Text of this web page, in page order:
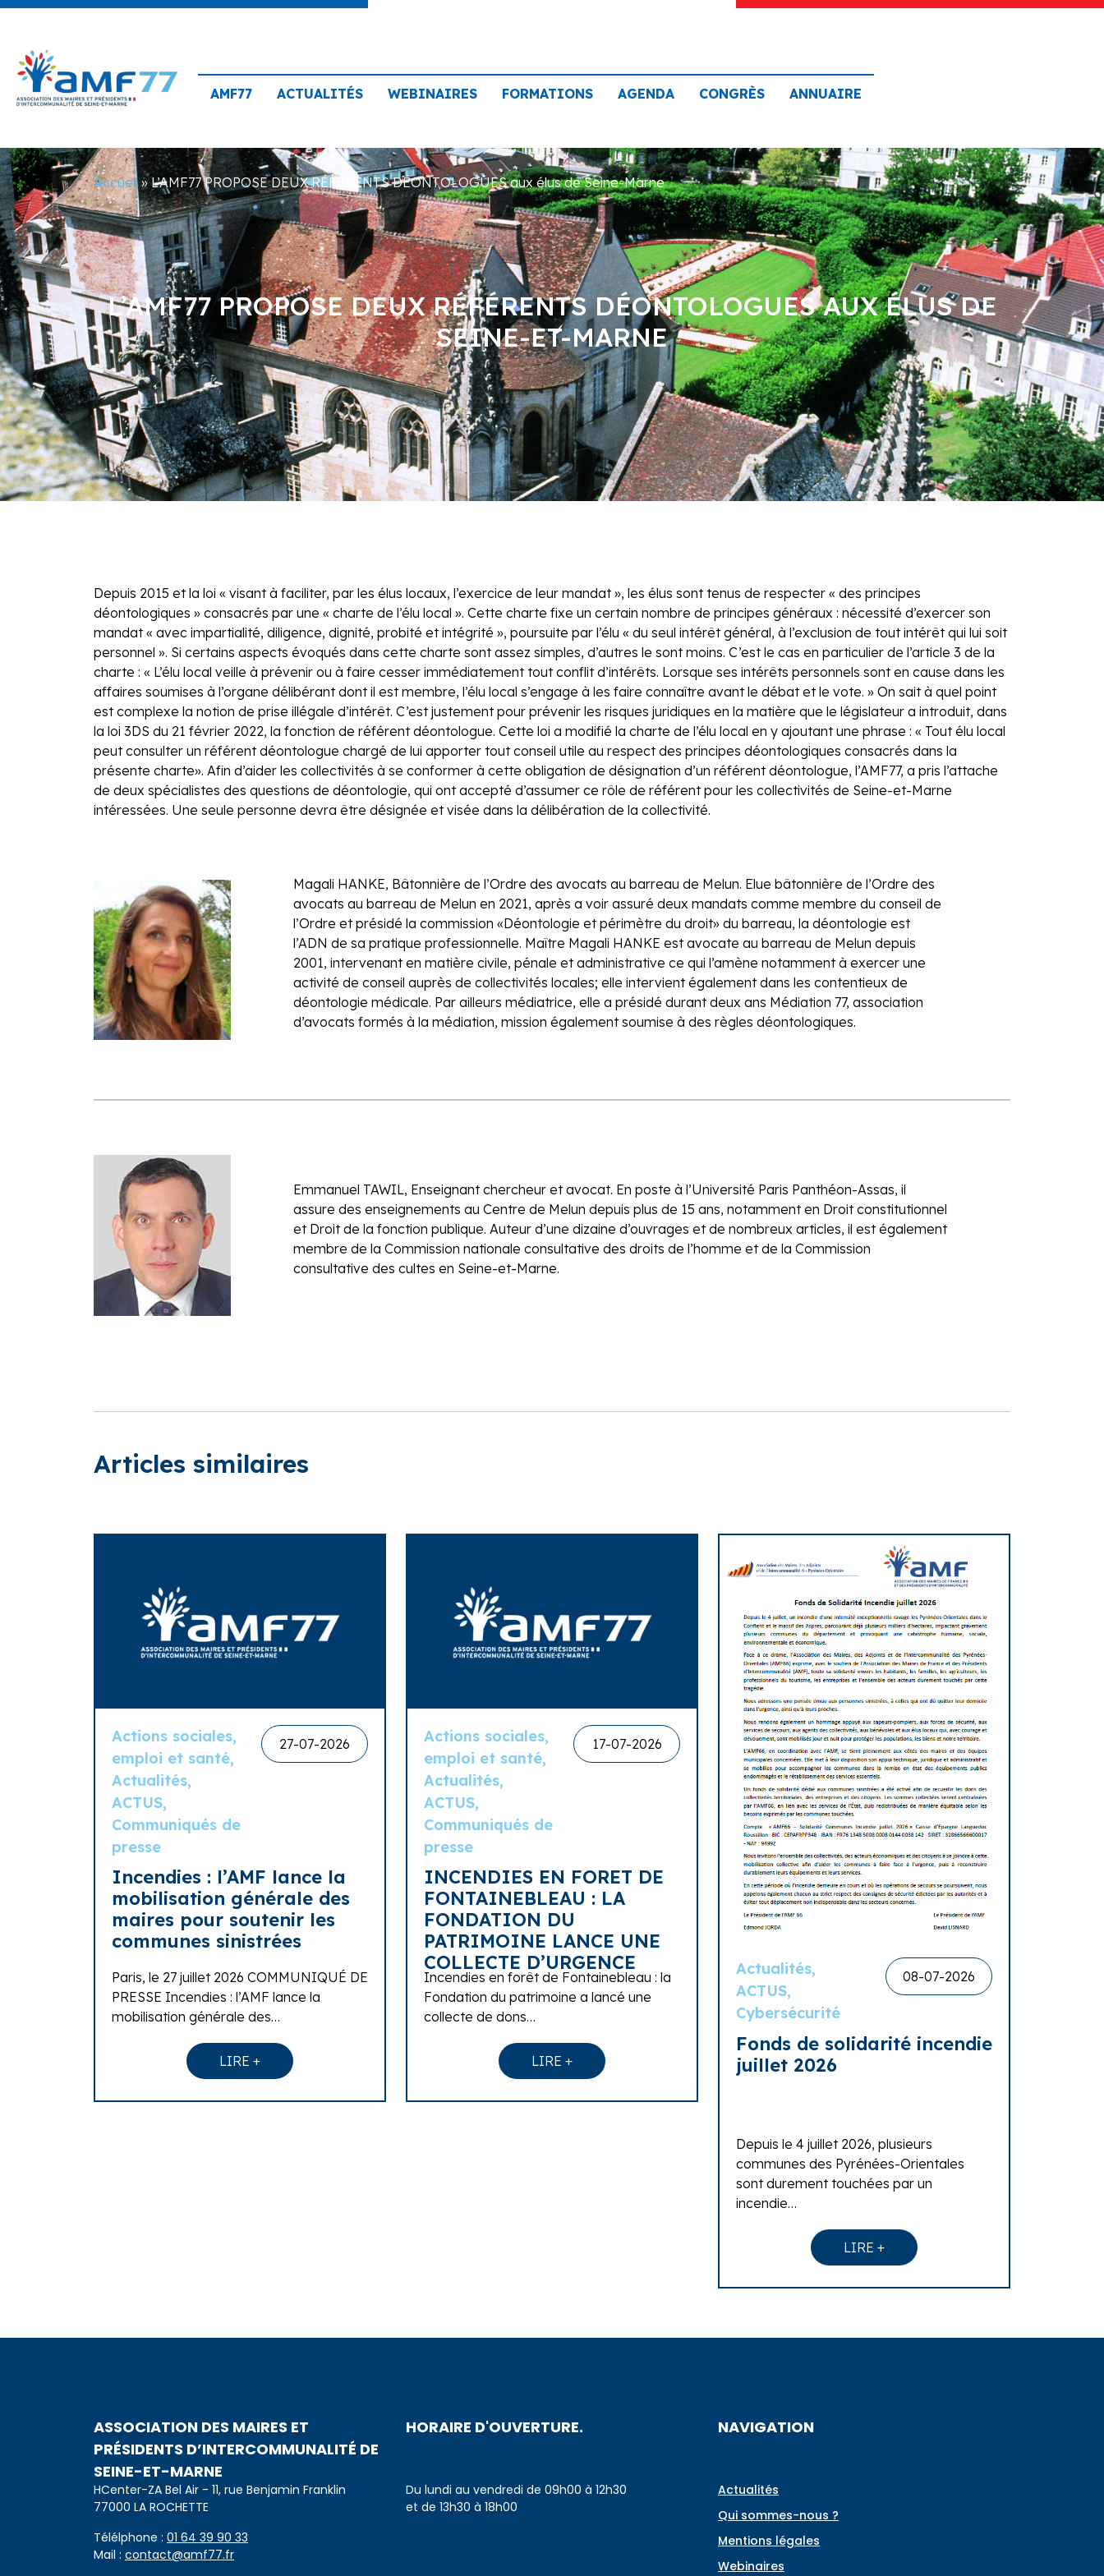
AMF77 ACTUALITÉS WEBINAIRES FORMATIONS AGENDA CONGRÈS ANNUAIRE
Accueil»L’AMF77 PROPOSE DEUX RÉFÉRENTS DÉONTOLOGUES aux élus de Seine-Marne
L’AMF77 PROPOSE DEUX RÉFÉRENTS DÉONTOLOGUES AUX ÉLUS DE
SEINE-ET-MARNE
Depuis 2015 et la loi « visant à faciliter, par les élus locaux, l’exercice de leur mandat », les élus sont tenus de respecter « des principes
déontologiques » consacrés par une « charte de l’élu local ». Cette charte fixe un certain nombre de principes généraux : nécessité d’exercer son
mandat « avec impartialité, diligence, dignité, probité et intégrité », poursuite par l’élu « du seul intérêt général, à l’exclusion de tout intérêt qui lui soit
personnel ». Si certains aspects évoqués dans cette charte sont assez simples, d’autres le sont moins. C’est le cas en particulier de l’article 3 de la
charte : « L’élu local veille à prévenir ou à faire cesser immédiatement tout conflit d’intérêts. Lorsque ses intérêts personnels sont en cause dans les
affaires soumises à l’organe délibérant dont il est membre, l’élu local s’engage à les faire connaître avant le débat et le vote. » On sait à quel point
est complexe la notion de prise illégale d’intérêt. C’est justement pour prévenir les risques juridiques en la matière que le législateur a introduit, dans
la loi 3DS du 21 février 2022, la fonction de référent déontologue. Cette loi a modifié la charte de l’élu local en y ajoutant une phrase : « Tout élu local
peut consulter un référent déontologue chargé de lui apporter tout conseil utile au respect des principes déontologiques consacrés dans la
présente charte». Afin d’aider les collectivités à se conformer à cette obligation de désignation d’un référent déontologue, l’AMF77, a pris l’attache
de deux spécialistes des questions de déontologie, qui ont accepté d’assumer ce rôle de référent pour les collectivités de Seine-et-Marne
intéressées. Une seule personne devra être désignée et visée dans la délibération de la collectivité.
Magali HANKE, Bâtonnière de l’Ordre des avocats au barreau de Melun. Elue bâtonnière de l’Ordre des
avocats au barreau de Melun en 2021, après a voir assuré deux mandats comme membre du conseil de
l’Ordre et présidé la commission «Déontologie et périmètre du droit» du barreau, la déontologie est
l’ADN de sa pratique professionnelle. Maître Magali HANKE est avocate au barreau de Melun depuis
2001, intervenant en matière civile, pénale et administrative ce qui l’amène notamment à exercer une
activité de conseil auprès de collectivités locales; elle intervient également dans les contentieux de
déontologie médicale. Par ailleurs médiatrice, elle a présidé durant deux ans Médiation 77, association
d’avocats formés à la médiation, mission également soumise à des règles déontologiques.
Emmanuel TAWIL, Enseignant chercheur et avocat. En poste à l’Université Paris Panthéon-Assas, il
assure des enseignements au Centre de Melun depuis plus de 15 ans, notamment en Droit constitutionnel
et Droit de la fonction publique. Auteur d’une dizaine d’ouvrages et de nombreux articles, il est également
membre de la Commission nationale consultative des droits de l’homme et de la Commission
consultative des cultes en Seine-et-Marne.
Articles similaires
Actions sociales,
emploi et santé,
Actualités,
ACTUS,
Communiqués de
presse
27-07-2026
Incendies : l’AMF lance la
mobilisation générale des
maires pour soutenir les
communes sinistrées
Paris, le 27 juillet 2026 COMMUNIQUÉ DE
PRESSE Incendies : l’AMF lance la
mobilisation générale des…
LIRE +
Actions sociales,
emploi et santé,
Actualités,
ACTUS,
Communiqués de
presse
17-07-2026
INCENDIES EN FORET DE
FONTAINEBLEAU : LA
FONDATION DU
PATRIMOINE LANCE UNE
COLLECTE D’URGENCE
Incendies en forêt de Fontainebleau : la
Fondation du patrimoine a lancé une
collecte de dons…
LIRE +
Actualités,
ACTUS,
Cybersécurité
08-07-2026
Fonds de solidarité incendie
juillet 2026
Depuis le 4 juillet 2026, plusieurs
communes des Pyrénées-Orientales
sont durement touchées par un
incendie…
LIRE +
ASSOCIATION DES MAIRES ET
PRÉSIDENTS D’INTERCOMMUNALITÉ DE
SEINE-ET-MARNE
HCenter-ZA Bel Air - 11, rue Benjamin Franklin
77000 LA ROCHETTE
Télélphone : 01 64 39 90 33
Mail : contact@amf77.fr
HORAIRE D'OUVERTURE.
Du lundi au vendredi de 09h00 à 12h30
et de 13h30 à 18h00
NAVIGATION
Actualités
Qui sommes-nous ?
Mentions légales
Webinaires